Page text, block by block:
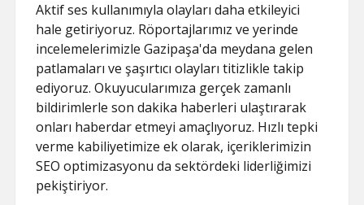
Aktif ses kullanımıyla olayları daha etkileyici
hale getiriyoruz. Röportajlarımız ve yerinde
incelemelerimizle Gazipaşa'da meydana gelen
patlamaları ve şaşırtıcı olayları titizlikle takip
ediyoruz. Okuyucularımıza gerçek zamanlı
bildirimlerle son dakika haberleri ulaştırarak
onları haberdar etmeyi amaçlıyoruz. Hızlı tepki
verme kabiliyetimize ek olarak, içeriklerimizin
SEO optimizasyonu da sektördeki liderliğimizi
pekiştiriyor.